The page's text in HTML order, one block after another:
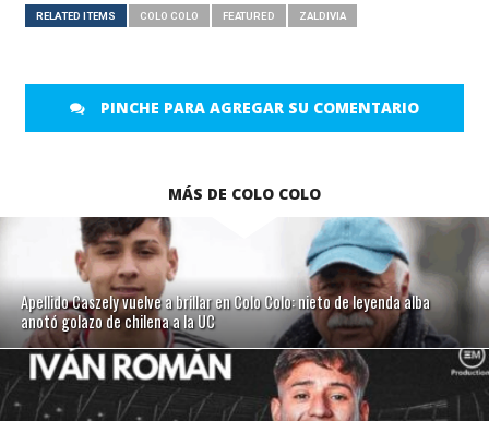
RELATED ITEMS COLO COLO FEATURED ZALDIVIA
PINCHE PARA AGREGAR SU COMENTARIO
MÁS DE COLO COLO
Apellido Caszely vuelve a brillar en Colo Colo: nieto de leyenda alba
anotó golazo de chilena a la UC